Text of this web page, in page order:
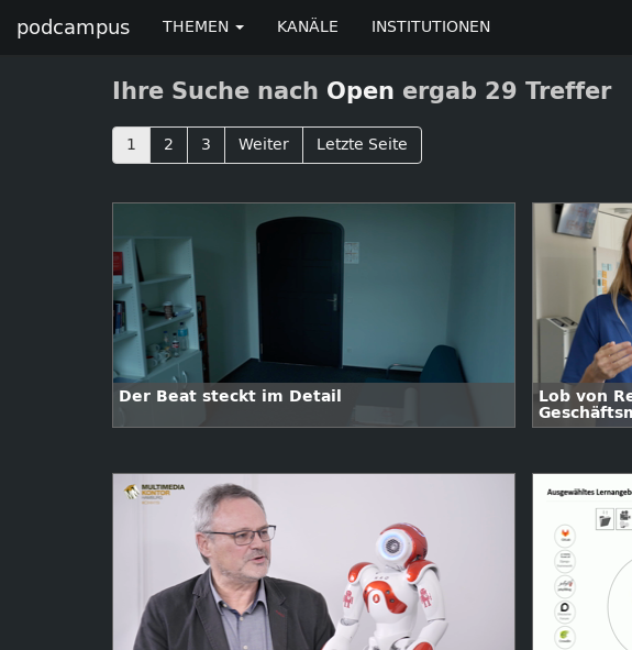
podcampus THEMEN KANÄLE INSTITUTIONEN
Ihre Suche nach Open ergab 29 Treffer
1 2 3 Weiter Letzte Seite
Der Beat steckt im Detail
Lob von